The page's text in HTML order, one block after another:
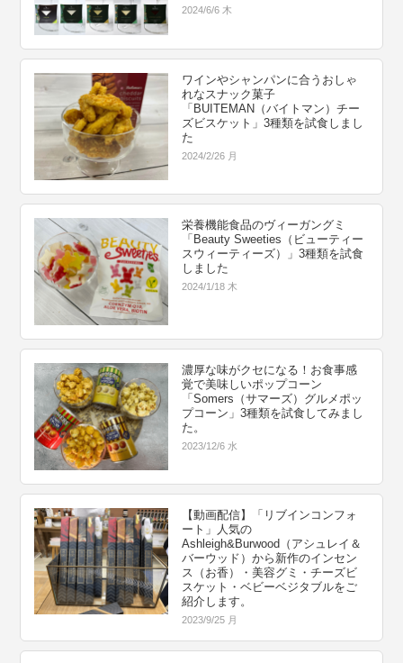
2024/6/6 木
ワインやシャンパンに合うおしゃ
れなスナック菓子
「BUITEMAN（バイトマン）チー
ズビスケット」3種類を試食しまし
た
2024/2/26 月
栄養機能食品のヴィーガングミ
「Beauty Sweeties（ビューティー
スウィーティーズ）」3種類を試食
しました
2024/1/18 木
濃厚な味がクセになる！お食事感
覚で美味しいポップコーン
「Somers（サマーズ）グルメポッ
プコーン」3種類を試食してみまし
た。
2023/12/6 水
【動画配信】「リブインコンフォ
ート」人気の
Ashleigh&Burwood（アシュレイ＆
バーウッド）から新作のインセン
ス（お香）・美容グミ・チーズビ
スケット・ベビーベジタブルをご
紹介します。
2023/9/25 月